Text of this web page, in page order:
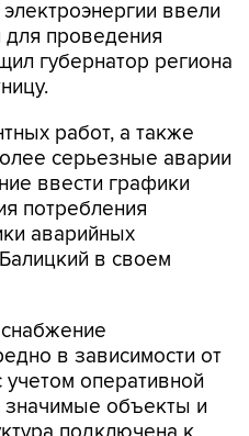
губернатор региона
работ, а также
ввести графики
потребления
аварийных
в своем
оперативной
значимые объекты и
подключена к